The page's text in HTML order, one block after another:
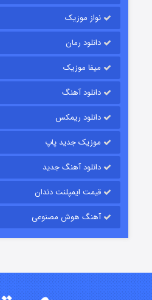
قسمت۱۵ (دوبله)
نواز موزیک
دانلود رمان
میفا موزیک
دانلود آهنگ
دانلود ریمکس
موزیک جدید پاپ
دانلود آهنگ جدید
قیمت ایمپلنت دندان
آهنگ هوش مصنوعی